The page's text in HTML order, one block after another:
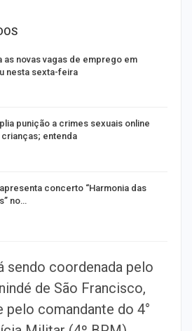
as novas vagas de emprego em
nesta sexta-feira
punição a crimes sexuais online
entenda
concerto “Harmonia das
no…
sendo coordenada pelo
de São Francisco,
pelo comandante do 4°